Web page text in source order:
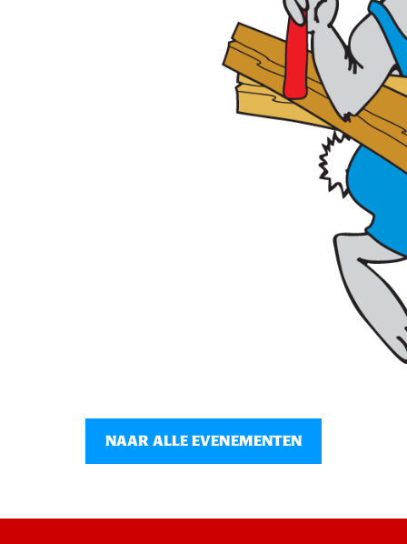
NAAR ALLE EVENEMENTEN